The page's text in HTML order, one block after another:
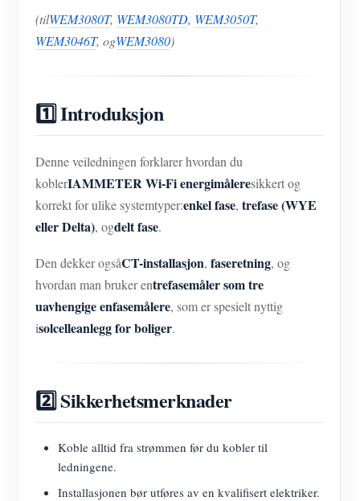
(tilWEM3080T, WEM3080TD, WEM3050T,
WEM3046T, ogWEM3080)
1️⃣ Introduksjon
Denne veiledningen forklarer hvordan du
koblerIAMMETER Wi-Fi energimåleresikkert og
korrekt for ulike systemtyper:enkel fase, trefase (WYE
eller Delta), ogdelt fase.
Den dekker ogsåCT-installasjon, faseretning, og
hvordan man bruker entrefasemåler som tre
uavhengige enfasemålere, som er spesielt nyttig
isolcelleanlegg for boliger.
2️⃣ Sikkerhetsmerknader
Koble alltid fra strømmen før du kobler til
ledningene.
Installasjonen bør utføres av en kvalifisert elektriker.